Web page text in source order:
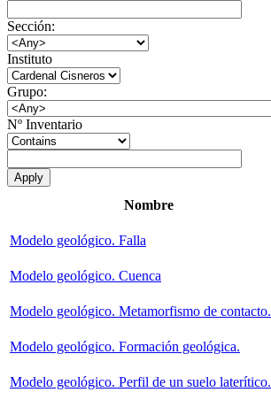
Sección:
Instituto
Grupo:
Nº Inventario
Nombre
Modelo geológico. Falla
Modelo geológico. Cuenca
Modelo geológico. Metamorfismo de contacto.
Modelo geológico. Formación geológica.
Modelo geológico. Perfil de un suelo laterítico.